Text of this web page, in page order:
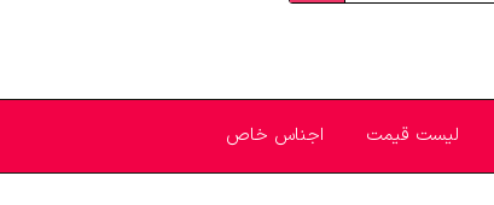
لیست قیمت اجناس خاص